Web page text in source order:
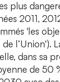
plus
2011,
'les
l’Union').
dans sa
de 50